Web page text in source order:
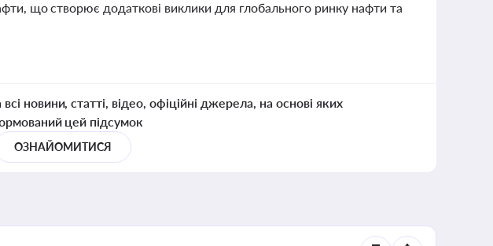
що створює додаткові виклики для глобального ринку нафти та
новини, статті, відео, офіційні джерела, на основі яких
цей підсумок
ОЗНАЙОМИТИСЯ